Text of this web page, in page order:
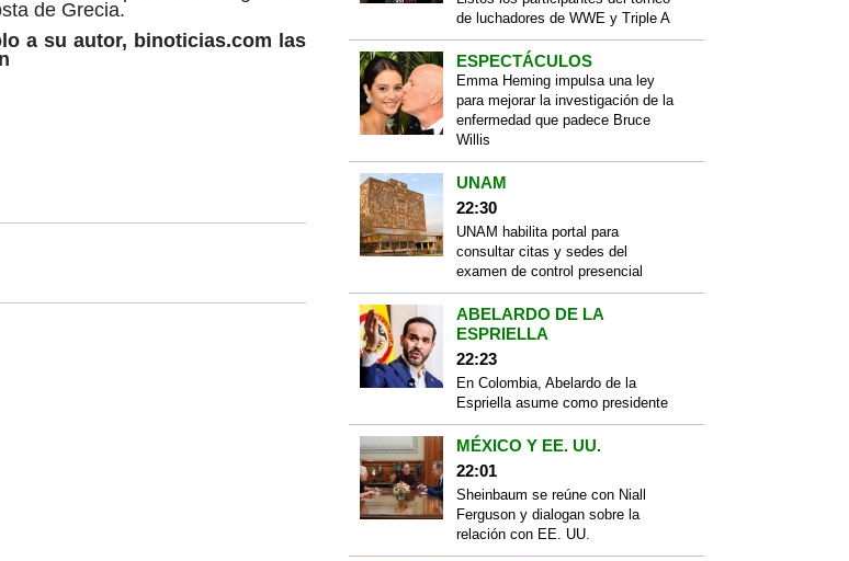
de Grecia.
a su autor, binoticias.com las
de luchadores de WWE y Triple A
ESPECTÁCULOS
Emma Heming impulsa una ley
para mejorar la investigación de la
enfermedad que padece Bruce
Willis
UNAM
22:30
UNAM habilita portal para
consultar citas y sedes del
examen de control presencial
ABELARDO DE LA
ESPRIELLA
22:23
En Colombia, Abelardo de la
Espriella asume como presidente
MÉXICO Y EE. UU.
22:01
Sheinbaum se reúne con Niall
Ferguson y dialogan sobre la
relación con EE. UU.